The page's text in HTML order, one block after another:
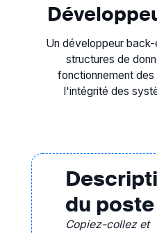
Un développeur
structures de
fonctionnement
l'intégrité des
du poste
Copiez-collez et